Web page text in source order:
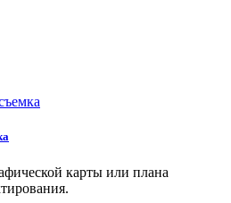
карты или плана